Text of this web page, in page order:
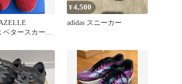
ベタースカーレ
¥4,500
adidas スニーカー